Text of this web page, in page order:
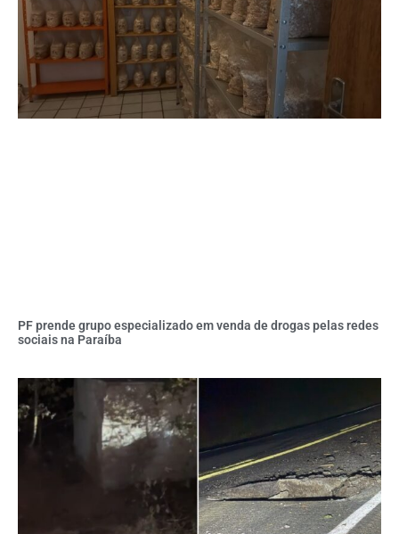
PF prende grupo especializado em venda de drogas pelas redes
sociais na Paraíba